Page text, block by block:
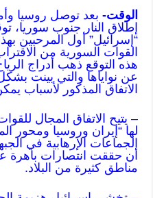
الوقت- بعد توصل روسيا
إطلاق النار جنوب سوريا،
“إسرائيل” أول المرحبين
القوات السورية من
هذه التوقع ذهب أدراج
عن نواياها والتي بينت
الاتفاق المذكور لأسباب
– يتيح الاتفاق المجال
لها “إيران وروسيا ومحور
الجماعات الإرهابية في
أن حققت انتصارات
مناطق كثيرة من البلاد.